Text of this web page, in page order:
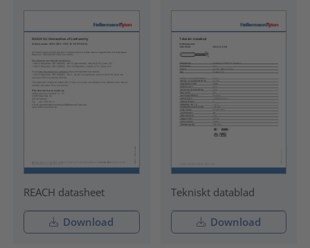
REACH datasheet
Download
Tekniskt datablad
Download